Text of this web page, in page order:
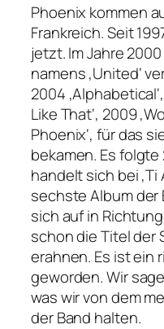
Phoenix kommen
Frankreich. Seit
jetzt. Im Jahre
namens ‚United‘
2004
Like That‘, 2009
Phoenix‘, für das
bekamen. Es folgte
handelt sich bei ‚Ti
sechste Album der
sich auf in
schon die Titel der
erahnen. Es ist ein
geworden. Wir
was wir von dem
der Band halten.